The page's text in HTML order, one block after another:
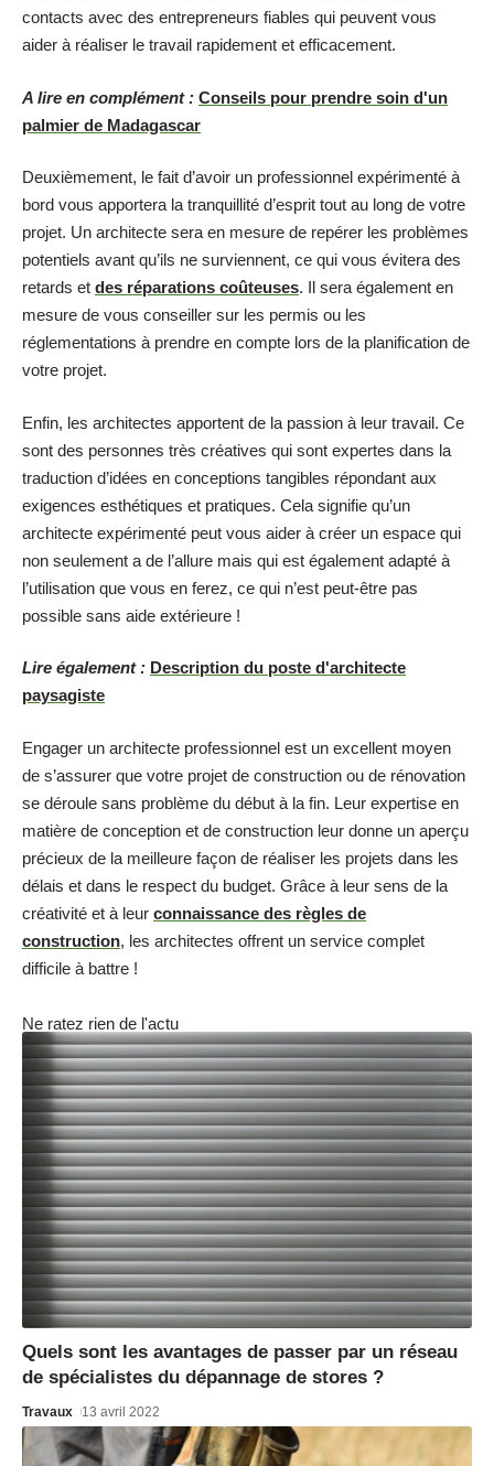
contacts avec des entrepreneurs fiables qui peuvent vous
aider à réaliser le travail rapidement et efficacement.
A lire en complément : Conseils pour prendre soin d'un
palmier de Madagascar
Deuxièmement, le fait d’avoir un professionnel expérimenté à
bord vous apportera la tranquillité d’esprit tout au long de votre
projet. Un architecte sera en mesure de repérer les problèmes
potentiels avant qu’ils ne surviennent, ce qui vous évitera des
retards et des réparations coûteuses. Il sera également en
mesure de vous conseiller sur les permis ou les
réglementations à prendre en compte lors de la planification de
votre projet.
Enfin, les architectes apportent de la passion à leur travail. Ce
sont des personnes très créatives qui sont expertes dans la
traduction d’idées en conceptions tangibles répondant aux
exigences esthétiques et pratiques. Cela signifie qu’un
architecte expérimenté peut vous aider à créer un espace qui
non seulement a de l’allure mais qui est également adapté à
l’utilisation que vous en ferez, ce qui n’est peut-être pas
possible sans aide extérieure !
Lire également : Description du poste d'architecte
paysagiste
Engager un architecte professionnel est un excellent moyen
de s’assurer que votre projet de construction ou de rénovation
se déroule sans problème du début à la fin. Leur expertise en
matière de conception et de construction leur donne un aperçu
précieux de la meilleure façon de réaliser les projets dans les
délais et dans le respect du budget. Grâce à leur sens de la
créativité et à leur connaissance des règles de
construction, les architectes offrent un service complet
difficile à battre !
Ne ratez rien de l'actu
Quels sont les avantages de passer par un réseau
de spécialistes du dépannage de stores ?
Travaux 13 avril 2022